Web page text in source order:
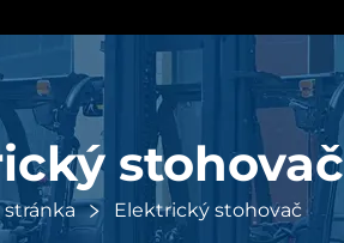
stohovač
stránka Elektrický stohovač